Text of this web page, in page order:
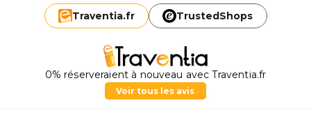
Traventia.fr TrustedShops
0% réserveraient à nouveau avec Traventia.fr
Voir tous les avis